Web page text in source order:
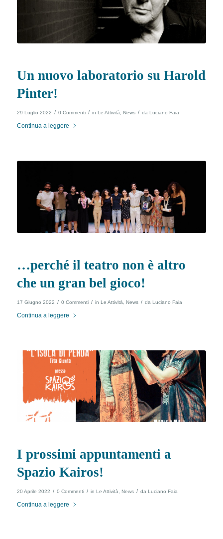
Un nuovo laboratorio su Harold
Pinter!
29 Luglio 2022 / 0 Commenti / in Le Attività News / da Luciano Faia
Continua a leggere
…perché il teatro non è altro
che un gran bel gioco!
17 Giugno 2022 / 0 Commenti / in Le Attività News / da Luciano Faia
Continua a leggere
I prossimi appuntamenti a
Spazio Kairos!
20 Aprile 2022 / 0 Commenti / in Le Attività News / da Luciano Faia
Continua a leggere